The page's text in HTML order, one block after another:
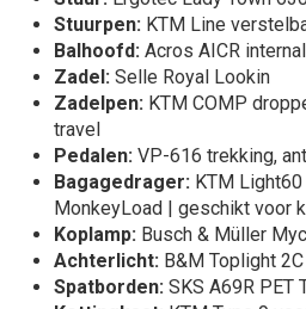
Stuurpen: KTM Line
Balhoofd: Acros AICR
Zadel: Selle Royal Lookin
Zadelpen: KTM COMP
travel
Pedalen: VP-616 trekking,
Bagagedrager: KTM
MonkeyLoad | geschikt voor
Koplamp: Busch & Müller
Achterlicht: B&M Toplight 2C
Spatborden: SKS A69R PET